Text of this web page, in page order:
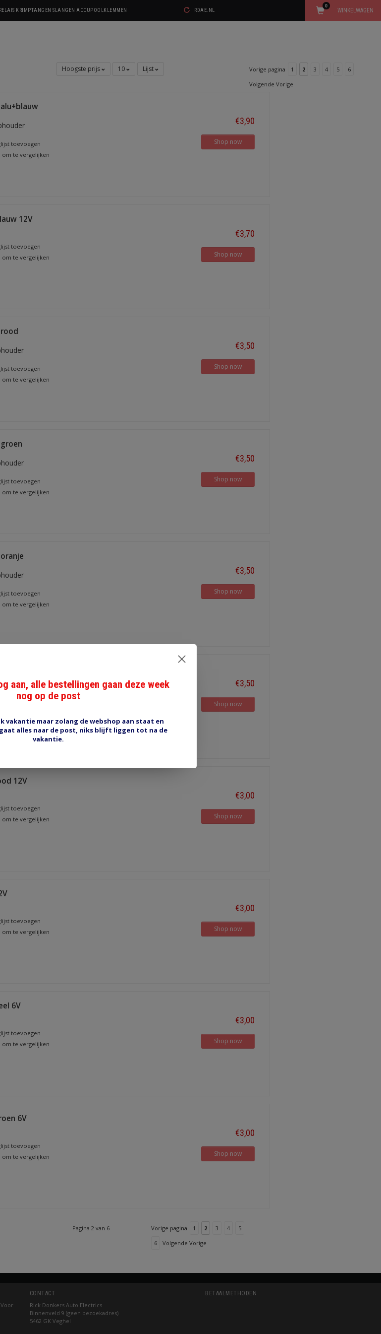
RELAIS KRIMPTANGEN SLANGEN ACCUPOOLKLEMMEN RDAE.NL WINKELWAGEN
0
Hoogste prijs 10 Lijst Vorige pagina 1 2 3 4 5
6
Volgende Vorige
toevoegen
om te vergelijken
€3,90
Shop now
12V
toevoegen
om te vergelijken
€3,70
Shop now
rood
toevoegen
om te vergelijken
€3,50
Shop now
toevoegen
om te vergelijken
€3,50
Shop now
toevoegen
om te vergelijken
€3,50
Shop now
€3,50
Shop now
12V
toevoegen
om te vergelijken
€3,00
Shop now
toevoegen
om te vergelijken
€3,00
Shop now
6V
toevoegen
om te vergelijken
€3,00
Shop now
6V
toevoegen
om te vergelijken
€3,00
Shop now
Pagina 2 van 6 Vorige pagina 1 2 3 4
5
6
Volgende Vorige
CONTACT
Rick Donkers Auto Electrics
Binnenveld 9 (geen bezoekadres)
5462 GK Veghel
BETAALMETHODEN
aan, alle bestellingen gaan deze week
nog op de post
vakantie maar zolang de webshop aan staat en
alles naar de post, niks blijft liggen tot na de
vakantie.